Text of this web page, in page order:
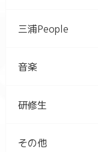
三浦People
音楽
研修生
その他